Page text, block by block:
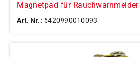
Magnetpad für Rauchwarnmelder
Art. Nr.: 5420990010093